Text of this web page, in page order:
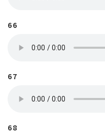
66
67
68